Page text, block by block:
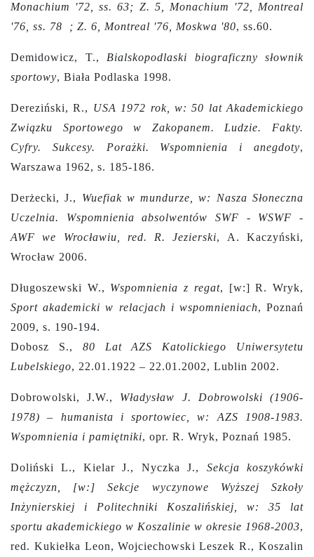
Monachium '72, ss. 63; Z. 5, Monachium '72, Montreal
'76, ss. 78 ; Z. 6, Montreal '76, Moskwa '80, ss.60.
Demidowicz, T., Bialskopodlaski biograficzny słownik
sportowy, Biała Podlaska 1998.
Dereziński, R., USA 1972 rok, w: 50 lat Akademickiego
Związku Sportowego w Zakopanem. Ludzie. Fakty.
Cyfry. Sukcesy. Porażki. Wspomnienia i anegdoty,
Warszawa 1962, s. 185-186.
Derżecki, J., Wuefiak w mundurze, w: Nasza Słoneczna
Uczelnia. Wspomnienia absolwentów SWF - WSWF -
AWF we Wrocławiu, red. R. Jezierski, A. Kaczyński,
Wrocław 2006.
Długoszewski W., Wspomnienia z regat, [w:] R. Wryk,
Sport akademicki w relacjach i wspomnieniach, Poznań
2009, s. 190-194.
Dobosz S., 80 Lat AZS Katolickiego Uniwersytetu
Lubelskiego, 22.01.1922 – 22.01.2002, Lublin 2002.
Dobrowolski, J.W., Władysław J. Dobrowolski (1906-
1978) – humanista i sportowiec, w: AZS 1908-1983.
Wspomnienia i pamiętniki, opr. R. Wryk, Poznań 1985.
Doliński L., Kielar J., Nyczka J., Sekcja koszykówki
mężczyzn, [w:] Sekcje wyczynowe Wyższej Szkoły
Inżynierskiej i Politechniki Koszalińskiej, w:
35 lat
sportu akademickiego w Koszalinie w okresie 1968-2003,
red. Kukiełka Leon, Wojciechowski Leszek R., Koszalin